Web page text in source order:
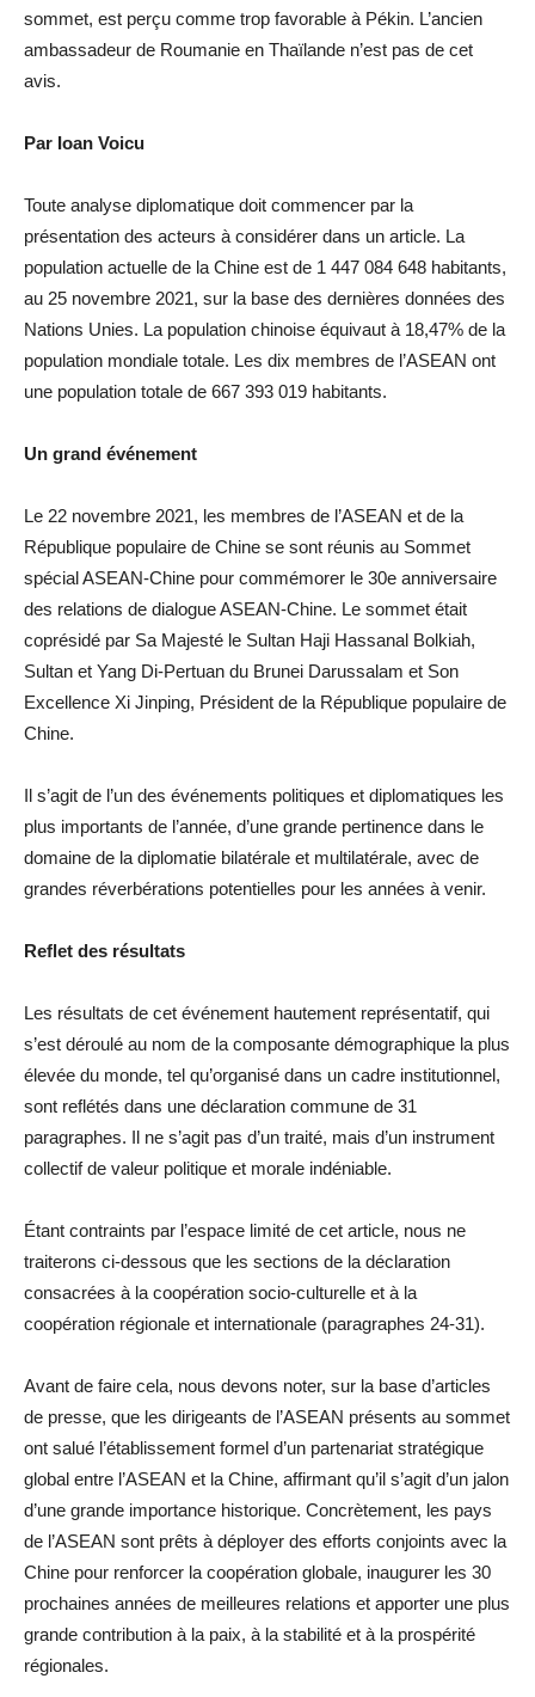
sommet, est perçu comme trop favorable à Pékin. L’ancien
ambassadeur de Roumanie en Thaïlande n’est pas de cet
avis.
Par Ioan Voicu
Toute analyse diplomatique doit commencer par la
présentation des acteurs à considérer dans un article. La
population actuelle de la Chine est de 1 447 084 648 habitants,
au 25 novembre 2021, sur la base des dernières données des
Nations Unies. La population chinoise équivaut à 18,47% de la
population mondiale totale. Les dix membres de l’ASEAN ont
une population totale de 667 393 019 habitants.
Un grand événement
Le 22 novembre 2021, les membres de l’ASEAN et de la
République populaire de Chine se sont réunis au Sommet
spécial ASEAN-Chine pour commémorer le 30e anniversaire
des relations de dialogue ASEAN-Chine. Le sommet était
coprésidé par Sa Majesté le Sultan Haji Hassanal Bolkiah,
Sultan et Yang Di-Pertuan du Brunei Darussalam et Son
Excellence Xi Jinping, Président de la République populaire de
Chine.
Il s’agit de l’un des événements politiques et diplomatiques les
plus importants de l’année, d’une grande pertinence dans le
domaine de la diplomatie bilatérale et multilatérale, avec de
grandes réverbérations potentielles pour les années à venir.
Reflet des résultats
Les résultats de cet événement hautement représentatif, qui
s’est déroulé au nom de la composante démographique la plus
élevée du monde, tel qu’organisé dans un cadre institutionnel,
sont reflétés dans une déclaration commune de 31
paragraphes. Il ne s’agit pas d’un traité, mais d’un instrument
collectif de valeur politique et morale indéniable.
Étant contraints par l’espace limité de cet article, nous ne
traiterons ci-dessous que les sections de la déclaration
consacrées à la coopération socio-culturelle et à la
coopération régionale et internationale (paragraphes 24-31).
Avant de faire cela, nous devons noter, sur la base d’articles
de presse, que les dirigeants de l’ASEAN présents au sommet
ont salué l’établissement formel d’un partenariat stratégique
global entre l’ASEAN et la Chine, affirmant qu’il s’agit d’un jalon
d’une grande importance historique. Concrètement, les pays
de l’ASEAN sont prêts à déployer des efforts conjoints avec la
Chine pour renforcer la coopération globale, inaugurer les 30
prochaines années de meilleures relations et apporter une plus
grande contribution à la paix, à la stabilité et à la prospérité
régionales.